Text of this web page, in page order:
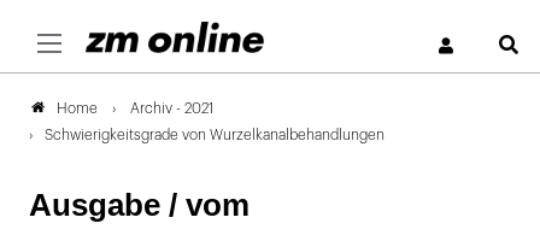
Home
Archiv - 2021
Schwierigkeitsgrade von Wurzelkanalbehandlungen
Ausgabe / vom